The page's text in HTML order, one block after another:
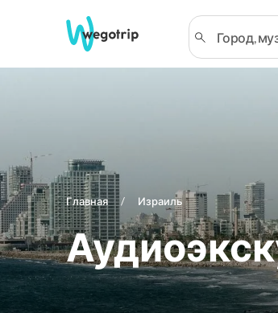
Главная Израиль